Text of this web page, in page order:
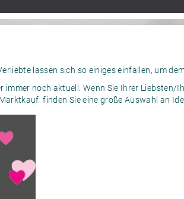
lassen sich so einiges einfallen, um
noch aktuell. Wenn Sie Ihrer Liebsten/
finden Sie eine große Auswahl an